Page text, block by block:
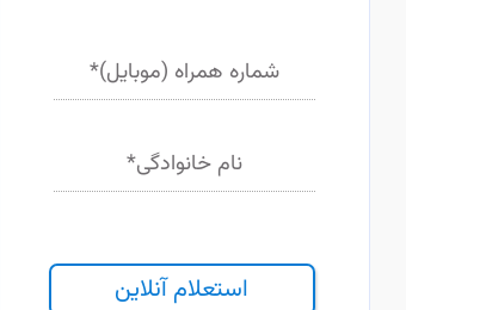
شماره همراه (موبایل)*
نام خانوادگی*
استعلام آنلاین